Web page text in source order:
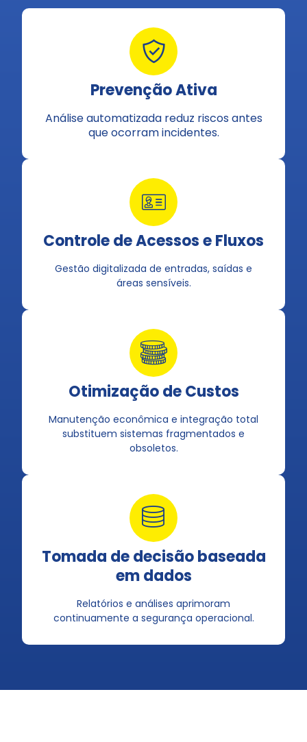
Prevenção Ativa
Análise automatizada reduz riscos antes
que ocorram incidentes.
Controle de Acessos e Fluxos
Gestão digitalizada de entradas, saídas e
áreas sensíveis.
Otimização de Custos
Manutenção econômica e integração total
substituem sistemas fragmentados e
obsoletos.
Tomada de decisão baseada
em dados
Relatórios e análises aprimoram
continuamente a segurança operacional.